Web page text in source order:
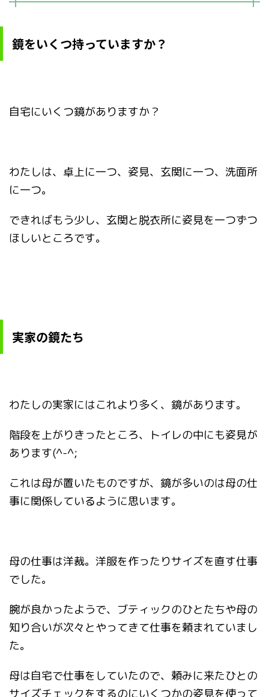
鏡をいくつ持っていますか？
自宅にいくつ鏡がありますか？
わたしは、卓上に一つ、姿見、玄関に一つ、洗面所
に一つ。
できればもう少し、玄関と脱衣所に姿見を一つずつ
ほしいところです。
実家の鏡たち
わたしの実家にはこれより多く、鏡があります。
階段を上がりきったところ、トイレの中にも姿見が
あります(^-^;
これは母が置いたものですが、鏡が多いのは母の仕
事に関係しているように思います。
母の仕事は洋裁。洋服を作ったりサイズを直す仕事
でした。
腕が良かったようで、ブティックのひとたちや母の
知り合いが次々とやってきて仕事を頼まれていまし
た。
母は自宅で仕事をしていたので、頼みに来たひとの
サイズチェックをするのにいくつかの姿見を使って